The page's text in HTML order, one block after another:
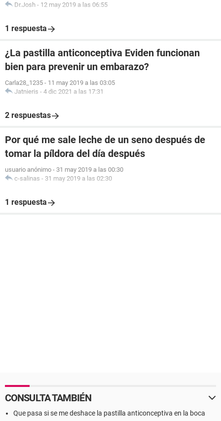
Dr.Josh - 12 may 2019 a las 06:55
1 respuesta
¿La pastilla anticonceptiva Eviden funcionan
bien para prevenir un embarazo?
Carla28_1235 - 11 may 2019 a las 03:05
Jatnieris - 4 dic 2021 a las 17:31
2 respuestas
Por qué me sale leche de un seno después de
tomar la píldora del día después
usuario anónimo - 31 may 2019 a las 00:30
c-salinas - 31 may 2019 a las 02:30
1 respuesta
CONSULTA TAMBIÉN
Que pasa si se me deshace la pastilla anticonceptiva en la boca